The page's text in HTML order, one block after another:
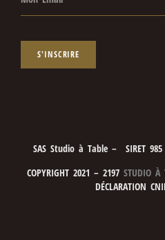
S'INSCRIRE
SAS Studio à Table – SIRET 985
COPYRIGHT 2021 – 2197STUDIO À
DÉCLARATION